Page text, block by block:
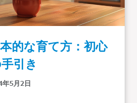
的な育て方：初心
引き
5月2日